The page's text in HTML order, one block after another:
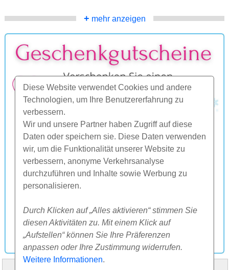
Diese Website verwendet Cookies und andere
Technologien, um Ihre Benutzererfahrung zu
verbessern.
Wir und unsere Partner haben Zugriff auf diese
Daten oder speichern sie. Diese Daten verwenden
wir, um die Funktionalität unserer Website zu
verbessern, anonyme Verkehrsanalyse
durchzuführen und Inhalte sowie Werbung zu
personalisieren.
Durch Klicken auf „Alles aktivieren“ stimmen Sie
diesen Aktivitäten zu. Mit einem Klick auf
„Aufstellen“ können Sie Ihre Präferenzen
anpassen oder Ihre Zustimmung widerrufen.
Weitere Informationen.
+ mehr anzeigen